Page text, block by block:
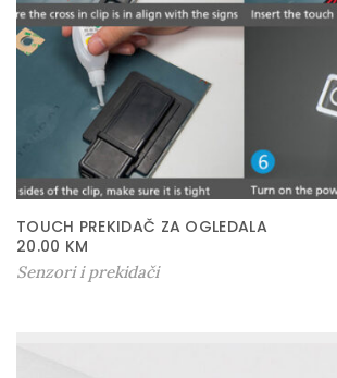
TOUCH PREKIDAČ ZA OGLEDALA
20.00 KM
Senzori i prekidači